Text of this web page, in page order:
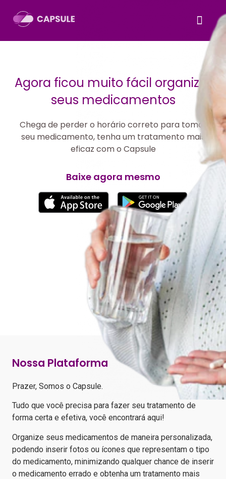
Agora ficou muito fácil organizar
seus medicamentos
Chega de perder o horário correto para tomar
seu medicamento, tenha um tratamento mais
eficaz com o Capsule
Baixe agora mesmo
Seus remédios na hora certa
Nossa Plataforma
Prazer, Somos o Capsule.
Tudo que você precisa para fazer seu tratamento de
forma certa e efetiva, você encontrará aqui!
Organize seus medicamentos de maneira personalizada,
podendo inserir fotos ou ícones que representam o tipo
do medicamento, minimizando qualquer chance de inserir
o medicamento errado e obtenha um tratamento mais